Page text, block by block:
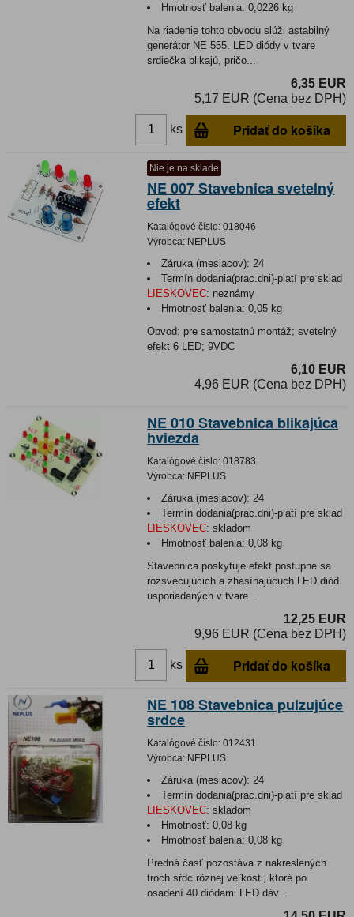
Hmotnosť balenia:0,0226 kg
Na riadenie tohto obvodu slúži astabilný
generátor NE 555. LED diódy v tvare
srdiečka blikajú, pričo...
6,35 EUR
5,17 EUR (Cena bez DPH)
ks Pridať do košíka
Nie je na sklade
NE 007 Stavebnica svetelný
efekt
Katalógové číslo: 018046
Výrobca: NEPLUS
Záruka (mesiacov): 24
Termín dodania(prac.dni)-platí pre sklad
LIESKOVEC: neznámy
Hmotnosť balenia:0,05 kg
Obvod: pre samostatnú montáž; svetelný
efekt 6 LED; 9VDC
6,10 EUR
4,96 EUR (Cena bez DPH)
NE 010 Stavebnica blikajúca
hviezda
Katalógové číslo: 018783
Výrobca: NEPLUS
Záruka (mesiacov): 24
Termín dodania(prac.dni)-platí pre sklad
LIESKOVEC: skladom
Hmotnosť balenia:0,08 kg
Stavebnica poskytuje efekt postupne sa
rozsvecujúcich a zhasínajúcuch LED diód
usporiadaných v tvare...
12,25 EUR
9,96 EUR (Cena bez DPH)
ks Pridať do košíka
NE 108 Stavebnica pulzujúce
srdce
Katalógové číslo: 012431
Výrobca: NEPLUS
Záruka (mesiacov): 24
Termín dodania(prac.dni)-platí pre sklad
LIESKOVEC: skladom
Hmotnosť:0,08 kg
Hmotnosť balenia:0,08 kg
Predná časť pozostáva z nakreslených
troch sŕdc rôznej veľkosti, ktoré po
osadení 40 diódami LED dáv...